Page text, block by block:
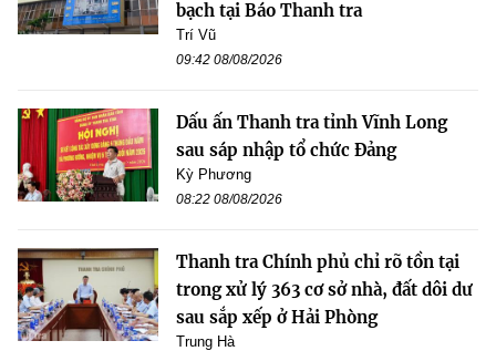
bạch tại Báo Thanh tra
Trí Vũ
09:42 08/08/2026
Dấu ấn Thanh tra tỉnh Vĩnh Long
sau sáp nhập tổ chức Đảng
Kỳ Phương
08:22 08/08/2026
Thanh tra Chính phủ chỉ rõ tồn tại
trong xử lý 363 cơ sở nhà, đất dôi dư
sau sắp xếp ở Hải Phòng
Trung Hà